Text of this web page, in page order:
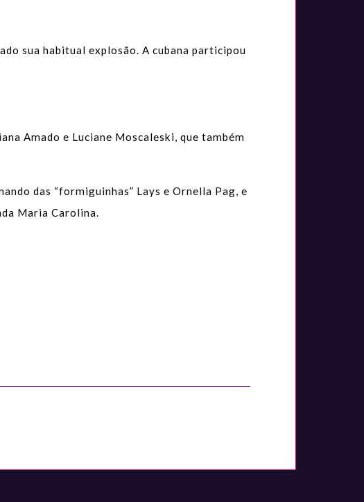
sua habitual explosão. A cubana participou
Amado e Luciane Moscaleski, que também
das “formiguinhas” Lays e Ornella Pag, e
Maria Carolina.